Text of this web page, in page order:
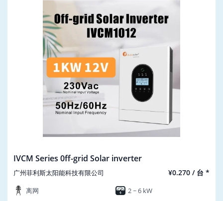
IVCM Series 0ff-grid Solar inverter
广州菲利斯太阳能科技有限公司 ¥0.270 / 台 *
离网 2 ~ 6 kW